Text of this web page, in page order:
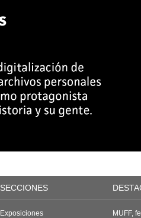
SECCIONES
Exposiciones
MUFF,